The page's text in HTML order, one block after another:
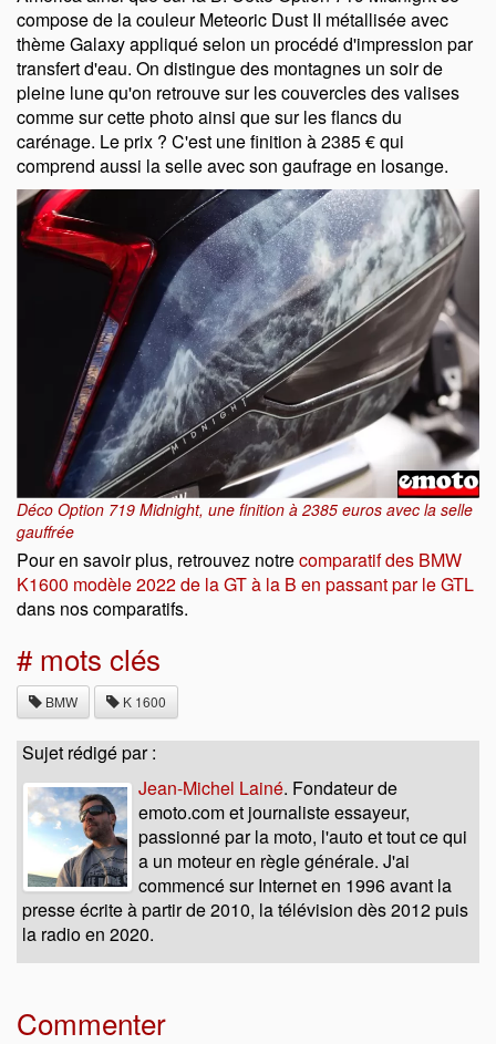
compose de la couleur Meteoric Dust II métallisée avec
thème Galaxy appliqué selon un procédé d'impression par
transfert d'eau. On distingue des montagnes un soir de
pleine lune qu'on retrouve sur les couvercles des valises
comme sur cette photo ainsi que sur les flancs du
carénage. Le prix ? C'est une finition à 2385 € qui
comprend aussi la selle avec son gaufrage en losange.
Déco Option 719 Midnight, une finition à 2385 euros avec la selle
gauffrée
Pour en savoir plus, retrouvez notrecomparatif des BMW
K1600 modèle 2022 de la GT à la B en passant par le GTL
dans nos comparatifs.
# mots clés
BMW K 1600
Sujet rédigé par :
Jean-Michel Lainé. Fondateur de
emoto.com et journaliste essayeur,
passionné par la moto, l'auto et tout ce qui
a un moteur en règle générale. J'ai
commencé sur Internet en 1996 avant la
presse écrite à partir de 2010, la télévision dès 2012 puis
la radio en 2020.
Commenter